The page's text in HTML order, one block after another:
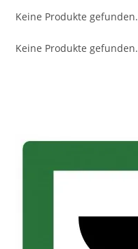
Keine Produkte gefunden.
Keine Produkte gefunden.